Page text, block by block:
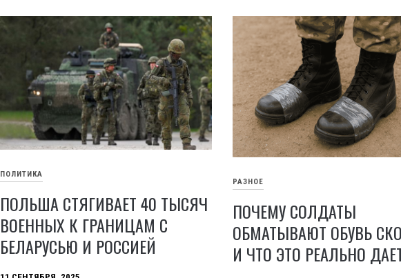
ПОЛИТИКА
ПОЛЬША СТЯГИВАЕТ 40 ТЫСЯЧ
ВОЕННЫХ К ГРАНИЦАМ С
БЕЛАРУСЬЮ И РОССИЕЙ
РАЗНОЕ
ПОЧЕМУ СОЛДАТЫ
ОБМАТЫВАЮТ ОБУВЬ
И ЧТО ЭТО РЕАЛЬНО